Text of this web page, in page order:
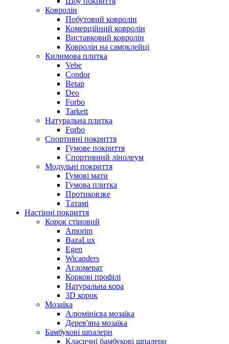
Ковролін
Побутовий ковролін
Комерційний ковролін
Виставковий ковролін
Ковролін на самоклейці
Килимова плитка
Vebe
Condor
Betap
Deo
Forbo
Tarkett
Натуральна плитка
Forbo
Спортивні покриття
Гумове покриття
Спортивний лінолеум
Модульні покриття
Гумові мати
Гумова плитка
Протиковзке
Татамі
Настінні покриття
Корок стіновий
Amorim
BazaLux
Egen
Wicanders
Агломерат
Коркові профілі
Натуральна кора
3D корок
Мозаїка
Алюмінієва мозаїка
Дерев'яна мозаїка
Бамбукові шпалери
Класичні бамбукові шпалери